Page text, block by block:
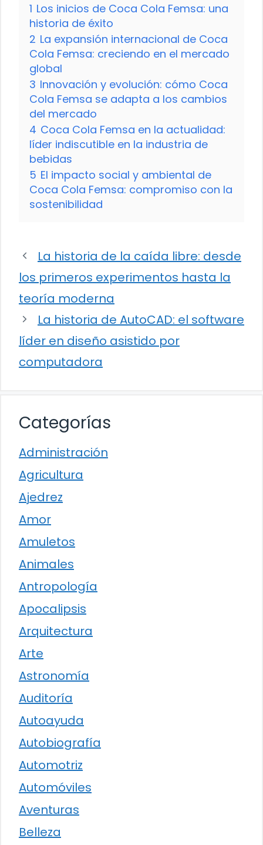
1 Los inicios de Coca Cola Femsa: una
historia de éxito
2 La expansión internacional de Coca
Cola Femsa: creciendo en el mercado
global
3 Innovación y evolución: cómo Coca
Cola Femsa se adapta a los cambios
del mercado
4 Coca Cola Femsa en la actualidad:
líder indiscutible en la industria de
bebidas
5 El impacto social y ambiental de
Coca Cola Femsa: compromiso con la
sostenibilidad
La historia de la caída libre: desde
los primeros experimentos hasta la
teoría moderna
La historia de AutoCAD: el software
líder en diseño asistido por
computadora
Categorías
Administración
Agricultura
Ajedrez
Amor
Amuletos
Animales
Antropología
Apocalipsis
Arquitectura
Arte
Astronomía
Auditoría
Autoayuda
Autobiografía
Automotriz
Automóviles
Aventuras
Belleza